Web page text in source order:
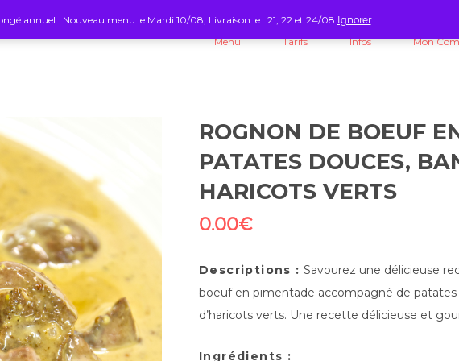
Menu Tarifs Infos Mon
ROGNON DE BOEUF
PATATES DOUCES,
HARICOTS VERTS
0.00€
Descriptions : Savourez une délicieuse
boeuf en pimentade accompagné de
d’haricots verts. Une recette délicieuse et
Ingrédients :
annuel : Nouveau menu le Mardi 10/08, Livraison le : 21, 22 et 24/08 Ignorer